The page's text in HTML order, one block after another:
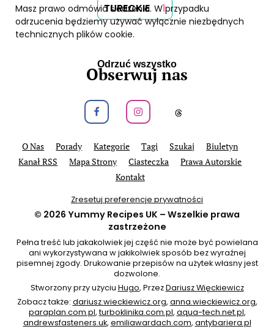
TURECKIE
1
Obserwuj nas
O Nas Porady Kategorie Tagi Szukaj
Biuletyn
Kanał RSS
Mapa Strony Ciasteczka
Prawa Autorskie
Kontakt
Zresetuj preferencje prywatności
© 2026 Yummy Recipes UK – Wszelkie prawa
zastrzeżone
Pełna treść lub jakakolwiek jej część nie może być powielana
ani wykorzystywana w jakikolwiek sposób bez wyraźnej
pisemnej zgody. Drukowanie przepisów na użytek własny jest
dozwolone.
Stworzony przy użyciu Hugo, PrzezDariusz Więckiewicz
Zobacz także: dariusz.wieckiewicz.org, anna.wieckiewicz.org,
paraplan.com.pl, turboklinika.com.pl, aqua-tech.net.pl,
andrewsfasteners.uk, emiliawardach.com, antybariera.pl
Masz prawo odmówić śledzenia. W przypadku
odrzucenia będziemy używać wyłącznie niezbędnych
technicznych plików cookie.
Odrzuć wszystko